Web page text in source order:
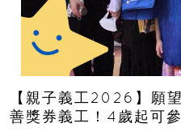
【親子義工2026】願
善獎券義工！4歲起可